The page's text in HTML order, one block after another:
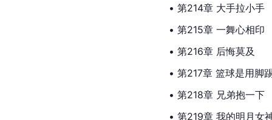
• 第214章 大手拉小手
• 第215章 一舞心相印
• 第216章 后悔莫及
• 第217章 篮球是用脚
• 第218章 兄弟抱一下
• 第219章 我的明月女